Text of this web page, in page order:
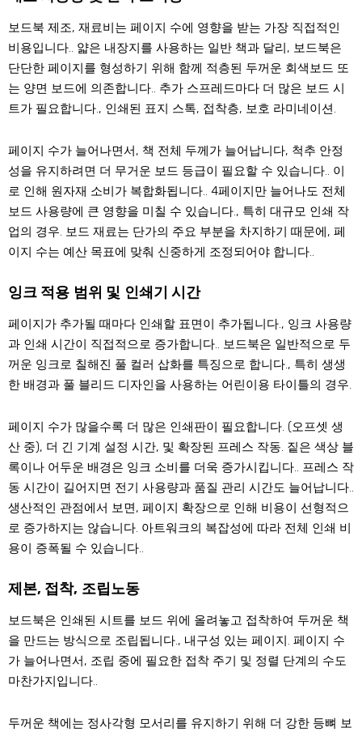
보드북 제조, 재료비는 페이지 수에 영향을 받는 가장 직접적인
비용입니다.. 얇은 내장지를 사용하는 일반 책과 달리, 보드북은
단단한 페이지를 형성하기 위해 함께 적층된 두꺼운 회색보드 또
는 양면 보드에 의존합니다.. 추가 스프레드마다 더 많은 보드 시
트가 필요합니다., 인쇄된 표지 스톡, 접착층, 보호 라미네이션.
페이지 수가 늘어나면서, 책 전체 두께가 늘어납니다, 척추 안정
성을 유지하려면 더 무거운 보드 등급이 필요할 수 있습니다.. 이
로 인해 원자재 소비가 복합화됩니다.. 4페이지만 늘어나도 전체
보드 사용량에 큰 영향을 미칠 수 있습니다., 특히 대규모 인쇄 작
업의 경우. 보드 재료는 단가의 주요 부분을 차지하기 때문에, 페
이지 수는 예산 목표에 맞춰 신중하게 조정되어야 합니다..
잉크 적용 범위 및 인쇄기 시간
페이지가 추가될 때마다 인쇄할 표면이 추가됩니다., 잉크 사용량
과 인쇄 시간이 직접적으로 증가합니다.. 보드북은 일반적으로 두
꺼운 잉크로 칠해진 풀 컬러 삽화를 특징으로 합니다., 특히 생생
한 배경과 풀 블리드 디자인을 사용하는 어린이용 타이틀의 경우.
페이지 수가 많을수록 더 많은 인쇄판이 필요합니다. (오프셋 생
산 중), 더 긴 기계 설정 시간, 및 확장된 프레스 작동. 짙은 색상 블
록이나 어두운 배경은 잉크 소비를 더욱 증가시킵니다.. 프레스 작
동 시간이 길어지면 전기 사용량과 품질 관리 시간도 늘어납니다..
생산적인 관점에서 보면, 페이지 확장으로 인해 비용이 선형적으
로 증가하지는 않습니다. 아트워크의 복잡성에 따라 전체 인쇄 비
용이 증폭될 수 있습니다..
제본, 접착, 조립노동
보드북은 인쇄된 시트를 보드 위에 올려놓고 접착하여 두꺼운 책
을 만드는 방식으로 조립됩니다., 내구성 있는 페이지. 페이지 수
가 늘어나면서, 조립 중에 필요한 접착 주기 및 정렬 단계의 수도
마찬가지입니다..
두꺼운 책에는 정사각형 모서리를 유지하기 위해 더 강한 등뼈 보